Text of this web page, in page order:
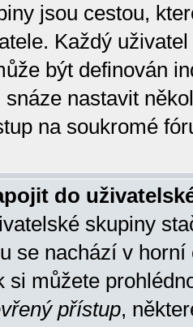
jsou cestou,
Každý
být definován
nastavit
na soukromé
do
skupiny
se nachází v horní
si můžete
přístup,